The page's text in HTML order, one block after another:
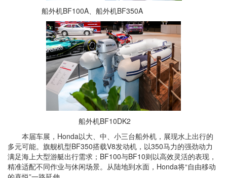
船外机BF100A、船外机BF350A
船外机BF10DK2
本届车展，Honda以大、中、小三台船外机，展现水上出行的
多元可能。旗舰机型BF350搭载V8发动机，以350马力的强劲动力
满足海上大型游艇出行需求； BF100与BF10则以高效灵活的表现，
精准适配不同作业与休闲场景。从陆地到水面，Honda将“自由移动